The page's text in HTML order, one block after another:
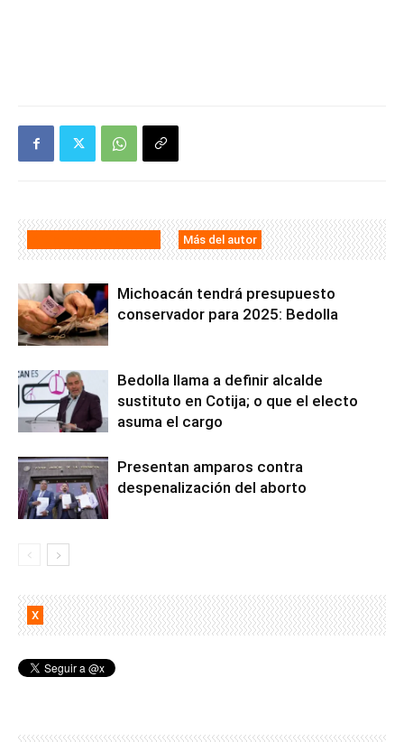
Más del autor
Michoacán tendrá presupuesto
conservador para 2025: Bedolla
Bedolla llama a definir alcalde
sustituto en Cotija; o que el electo
asuma el cargo
Presentan amparos contra
despenalización del aborto
X